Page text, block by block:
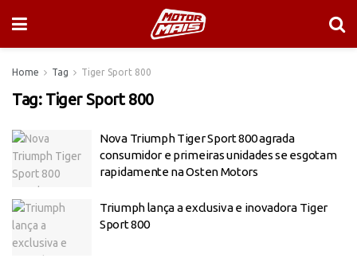
Home Tag Tiger Sport 800
Tag: Tiger Sport 800
Nova Triumph Tiger Sport 800 agrada
consumidor e primeiras unidades se esgotam
rapidamente na Osten Motors
Triumph lança a exclusiva e inovadora Tiger
Sport 800